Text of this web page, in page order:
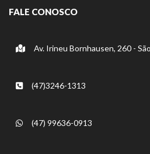
FALE CONOSCO
Av. Irineu Bornhausen, 260 -
(47)3246-1313
(47) 99636-0913